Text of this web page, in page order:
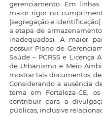
gerenciamento. Em linhas
maior rigor no
(segregação e
a etapa de
inadequados). A maior
possuir Plano de
Saúde – PGRSS e Licença
de Urbanismo e Meio
mostrar tais documentos,
Considerando a ausência
tema em Fortaleza-CE,
contribuir para a
públicas, inclusive